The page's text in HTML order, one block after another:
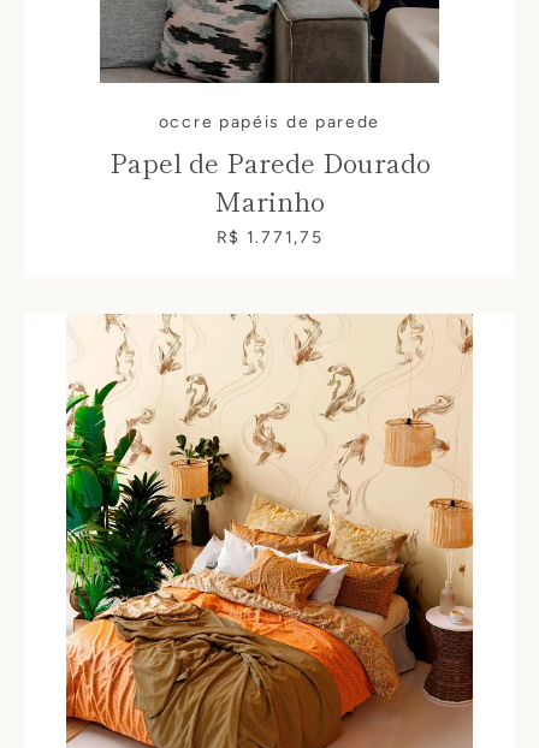
occre papéis de parede
Papel de Parede Dourado
Marinho
R$ 1.771,75